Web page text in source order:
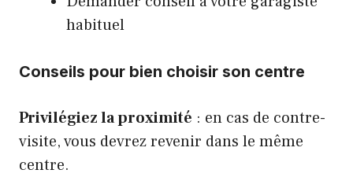
habituel
Conseils pour bien choisir son centre
Privilégiez la proximité : en cas de contre-
visite, vous devrez revenir dans le même
centre.